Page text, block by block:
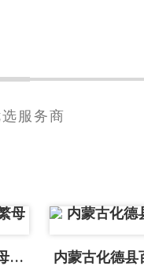
服务商
江苏盐城荣佑存栏7600头能繁母猪场... 内蒙古化德县